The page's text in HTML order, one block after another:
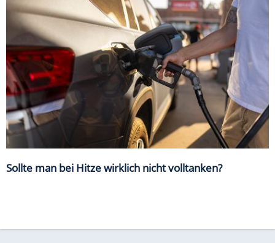
Sollte man bei Hitze wirklich nicht volltanken?